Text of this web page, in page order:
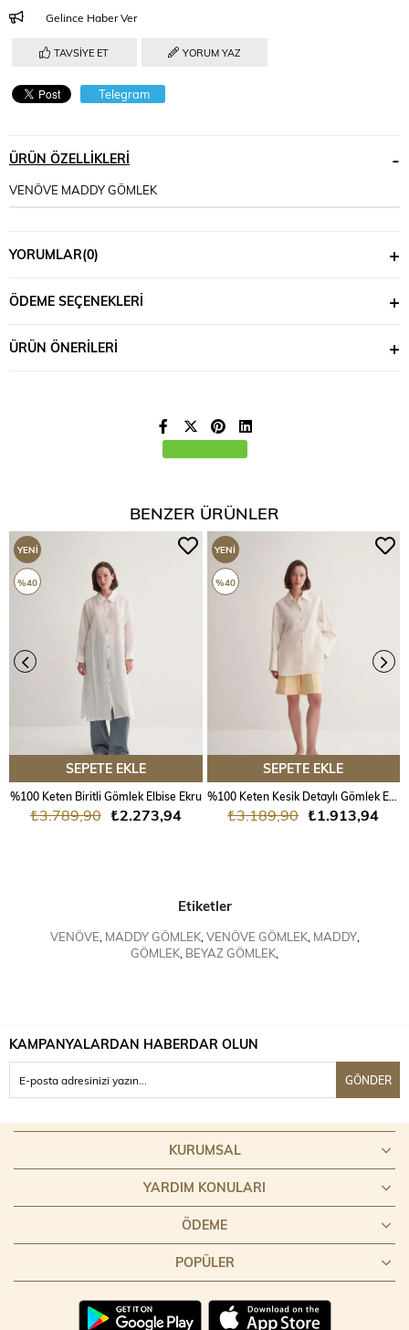
Gelince Haber Ver
TAVSIYE ET YORUM YAZ
Telegram
ÜRÜN ÖZELLIKLERI
VENÖVE MADDY GÖMLEK
YORUMLAR(0)
ÖDEME SEÇENEKLERI
ÜRÜN ÖNERILERI
BENZER ÜRÜNLER
SEPETE EKLE
%100 Keten Biritli Gömlek Elbise Ekru
₺2.273,94
₺3.789,90
YENI
ÜRÜN
%40
SEPETE EKLE
%100 Keten Kesik Detaylı Gömlek Ekru
₺1.913,94
₺3.189,90
YENI
ÜRÜN
%40
Etiketler
VENÖVE MADDY GÖMLEK, VENÖVE GÖMLEK, MADDY,
GÖMLEK BEYAZ GÖMLEK
KAMPANYALARDAN HABERDAR OLUN
GÖNDER
KURUMSAL
YARDIM KONULARI
ÖDEME
POPÜLER